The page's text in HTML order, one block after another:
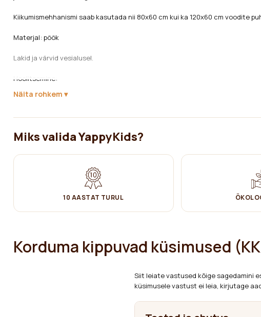
Kiikumismehhanismi saab kasutada nii 80x60 cm kui ka 120x60 cm voodite
Materjal: pöök
Lakid ja värvid vesialusel.
Hoolitsemine:
✔ Puhastada niiske puuvillase lapiga. Seejärel kuivaks pühkida.
Toode vastab standardile LVS EN 716-1:2017 + AC:2019 (beebivoodi - nõuded
Näita rohkem
Miks valida YappyKids?
10 AASTAT TURUL
Korduma kippuvad küsimused
Siit leiate vastused kõige sagedamini
küsimusele vastust ei leia, kirjutage